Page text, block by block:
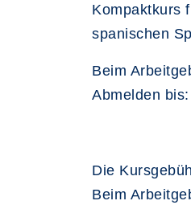
Kompaktkurs
spanischen
Beim
Abmelden
Die
Beim